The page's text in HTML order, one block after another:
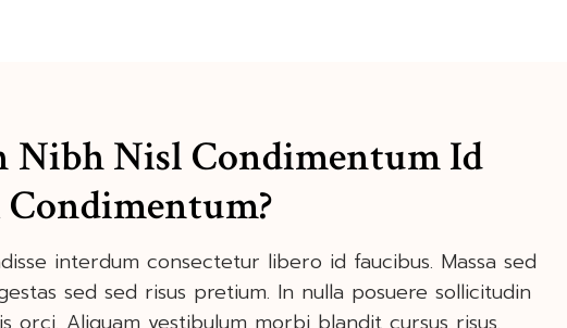
Nibh Nisl Condimentum Id
interdum consectetur libero id faucibus. Massa sed
sed sed risus pretium. In nulla posuere sollicitudin